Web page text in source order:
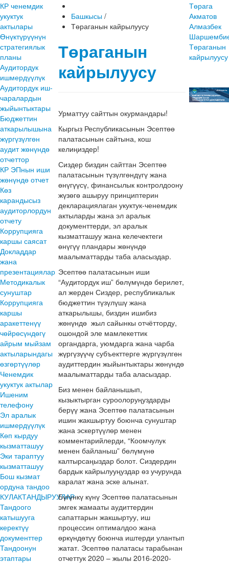
КР ченемдик
укуктук
актылары
Өнүктүрүүнүн
стратегиялык
планы
Аудитордук
ишмердүүлүк
Аудитордук иш-
чаралардын
жыйынтыктары
Бюджеттин
аткарылышына
жүргүзүлгөн
аудит жөнүндө
отчеттор
КР ЭПнын иши
жөнүндө отчет
Көз
карандысыз
аудиторлордун
отчету
Коррупцияга
каршы саясат
Докладдар
жана
презентациялар
Методикалык
сунуштар
Коррупцияга
каршы
аракеттенүү
чөйрөсүндөгү
айрым мыйзам
актыларындагы
өзгөртүүлөр
Ченемдик
укуктук актылар
Ишеним
телефону
Эл аралык
ишмердүүлүк
Көп кырдуу
кызматташуу
Эки тараптуу
кызматташуу
Бош кызмат
ордуна тандоо
КУЛАКТАНДЫРУУЛАР
Тандоого
катышууга
керектүү
документтер
Тандоонун
этаптары
Башкысы /
Төраганын кайрылуусу
Төраганын
кайрылуусу
Урматтуу сайттын окурмандары!
Кыргыз Республикасынын Эсептөө
палатасынын сайтына, кош
келиңиздер!
Сиздер биздин сайттан Эсептөө
палатасынын түзүлгөндүгү жана
өнүгүүсү, финансылык контролдоону
жүзөгө ашыруу принциптерин
декларациялаган укуктук-ченемдик
актыларды жана эл аралык
документтерди, эл аралык
кызматташуу жана келечектеги
өнүгүү пландары жөнүндө
маалыматтарды таба аласыздар.
Эсептөө палатасынын иши
“Аудитордук иш” бөлүмүндө берилет,
ал жерден Сиздер, республикалык
бюджеттин түзүлүшү жана
аткарылышы, биздин ишибиз
жөнүндө жыл сайынкы отчётторду,
ошондой эле мамлекеттик
органдарга, уюмдарга жана чарба
жүргүзүүчү субъекттерге жүргүзүлгөн
аудиттердин жыйынтыктары жөнүндө
маалыматтарды таба аласыздар.
Биз менен байланышып,
кызыктырган суроолоруңуздарды
берүү жана Эсептөө палатасынын
ишин жакшыртуу боюнча сунуштар
жана эскертүүлөр менен
комментарийлерди, “Коомчулук
менен байланыш” бөлүмүнө
калтырсаңыздар болот. Сиздердин
бардык кайрылууңуздар өз учурунда
каралат жана эске алынат.
Бүгүнкү күнү Эсептөө палатасынын
эмгек жамааты аудиттердин
сапаттарын жакшыртуу, иш
процессин оптималдоо жана
өркүндөтүү боюнча иштерди улантып
жатат. Эсептөө палатасы тарабынан
отчеттук 2020 – жылы 2016-2020-
Төрага
Акматов
Алмазбек
Төраганын
кайрылуусу